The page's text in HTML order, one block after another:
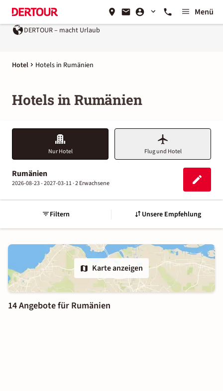
Menü
– macht Urlaub
Hotel Hotels in Rumänien
Hotels in Rumänien
Nur Hotel Flug und Hotel
Rumänien
2026-08-23 - 2027-03-11 ·2 Erwachsene
Filtern Unsere Empfehlung
Karte anzeigen
14 Angebote für Rumänien